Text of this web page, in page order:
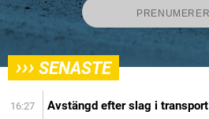
››› SENASTE
16:27 Avstängd efter slag i transport